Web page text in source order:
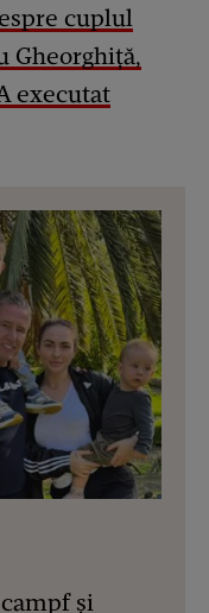
cuplul
Gheorghiță,
executat
și